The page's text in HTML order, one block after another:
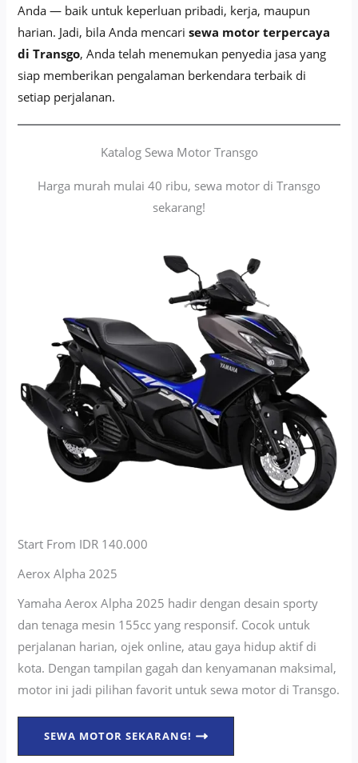
Anda — baik untuk keperluan pribadi, kerja, maupun
harian. Jadi, bila Anda mencarisewa motor terpercaya
di Transgo, Anda telah menemukan penyedia jasa yang
siap memberikan pengalaman berkendara terbaik di
setiap perjalanan.
Katalog Sewa Motor Transgo
Harga murah mulai 40 ribu, sewa motor di Transgo
sekarang!
Start From IDR 140.000
Aerox Alpha 2025
Yamaha Aerox Alpha 2025 hadir dengan desain sporty
dan tenaga mesin 155cc yang responsif. Cocok untuk
perjalanan harian, ojek online, atau gaya hidup aktif di
kota. Dengan tampilan gagah dan kenyamanan maksimal,
motor ini jadi pilihan favorit untuk sewa motor di Transgo.
SEWA MOTOR SEKARANG!